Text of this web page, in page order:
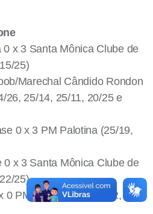
x 3 Santa Mônica Clube de
25)
Marechal Cândido Rondon
26, 25/14, 25/11, 20/25 e
0 x 3 PM Palotina (25/19,
x 3 Santa Mônica Clube de
25)
0 PM Medianeira (25/22,